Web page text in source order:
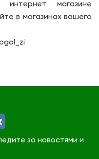
магазине
в магазинах вашего
за новостями и